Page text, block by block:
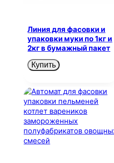
Линия для фасовки и
упаковки муки по 1кг и
2кг в бумажный пакет
Купить